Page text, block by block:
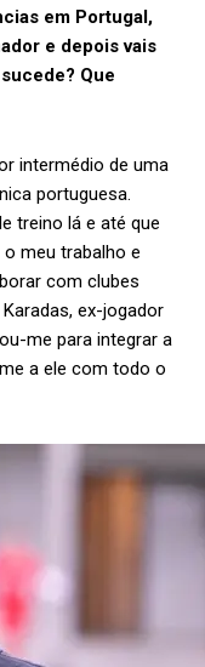
em Portugal,
e depois vais
Que
intermédio de uma
portuguesa.
treino lá e até que
meu trabalho e
com clubes
ex-jogador
me para integrar a
a ele com todo o